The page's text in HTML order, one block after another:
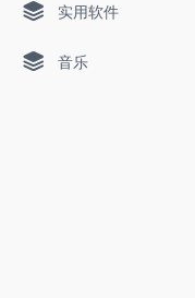
实用软件
音乐